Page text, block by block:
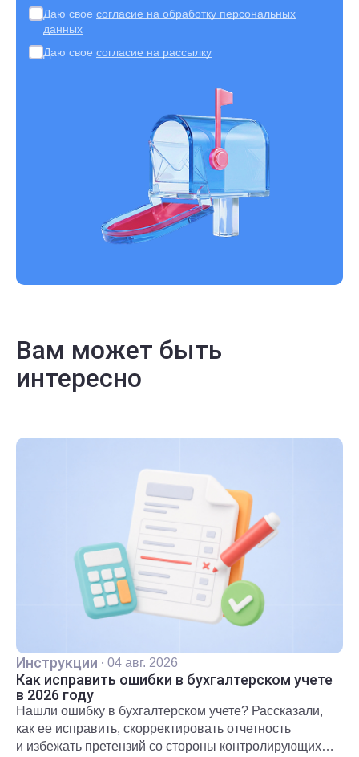
Даю свое согласие на обработку персональных
данных
Даю свое согласие на рассылку
Вам может быть
интересно
Инструкции · 04 авг. 2026
Как исправить ошибки в бухгалтерском учете
в 2026 году
Нашли ошибку в бухгалтерском учете? Рассказали,
как ее исправить, скорректировать отчетность
и избежать претензий со стороны контролирующих